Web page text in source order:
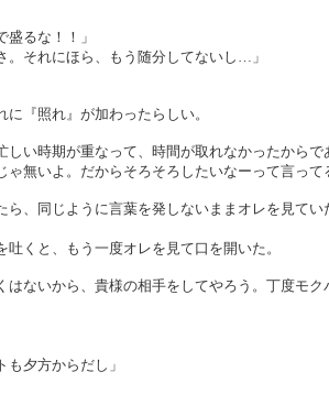
るな！！」
。それにほら、もう随分してないし…」
『照れ』が加わったらしい。
い時期が重なって、時間が取れなかったからで
ゃ無いよ。だからそろそろしたいなーって言って
、同じように言葉を発しないままオレを見てい
くと、もう一度オレを見て口を開いた。
はないから、貴様の相手をしてやろう。丁度モ
も夕方からだし」